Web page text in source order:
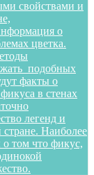
свойствами и
о
цветка.
подобных
факты о
в стенах
легенд и
Наиболее
том что фикус,